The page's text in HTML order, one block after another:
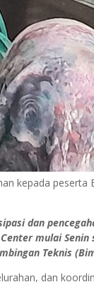
kepada
dan
mulai
Teknis
dan